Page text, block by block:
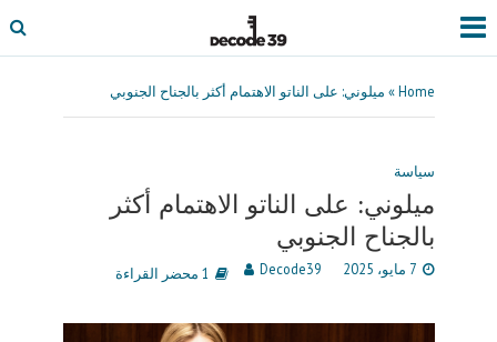
Home
» ميلوني: على الناتو الاهتمام أكثر بالجناح الجنوبي
سياسة
ميلوني: على الناتو الاهتمام أكثر
بالجناح الجنوبي
7 مايو، 2025 Decode39 1 محضر القراءة